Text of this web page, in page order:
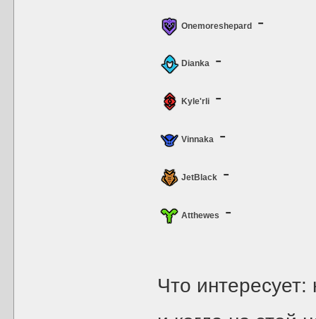
Onemoreshepard -
Dianka -
Kyle'rli -
Vinnaka -
JetBlack -
Atthewes -
Что